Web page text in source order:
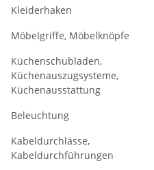
Kleiderhaken
Möbelgriffe, Möbelknöpfe
Küchenschubladen,
Küchenauszugsysteme,
Küchenausstattung
Beleuchtung
Kabeldurchlässe,
Kabeldurchführungen